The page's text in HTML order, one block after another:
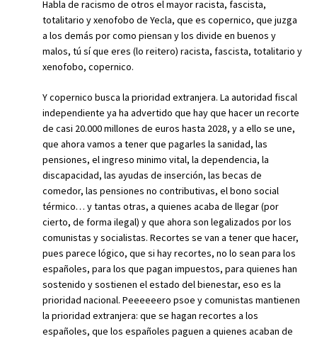
Habla de racismo de otros el mayor racista, fascista,
totalitario y xenofobo de Yecla, que es copernico, que juzga
a los demás por como piensan y los divide en buenos y
malos, tú sí que eres (lo reitero) racista, fascista, totalitario y
xenofobo, copernico.
Y copernico busca la prioridad extranjera. La autoridad fiscal
independiente ya ha advertido que hay que hacer un recorte
de casi 20.000 millones de euros hasta 2028, y a ello se une,
que ahora vamos a tener que pagarles la sanidad, las
pensiones, el ingreso minimo vital, la dependencia, la
discapacidad, las ayudas de inserción, las becas de
comedor, las pensiones no contributivas, el bono social
térmico… y tantas otras, a quienes acaba de llegar (por
cierto, de forma ilegal) y que ahora son legalizados por los
comunistas y socialistas. Recortes se van a tener que hacer,
pues parece lógico, que si hay recortes, no lo sean para los
españoles, para los que pagan impuestos, para quienes han
sostenido y sostienen el estado del bienestar, eso es la
prioridad nacional. Peeeeeero psoe y comunistas mantienen
la prioridad extranjera: que se hagan recortes a los
españoles, que los españoles paguen a quienes acaban de